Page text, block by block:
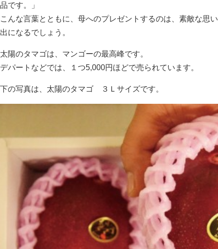
品です。」
こんな言葉とともに、母へのプレゼントするのは、素敵な思い
出になるでしょう。
太陽のタマゴは、マンゴーの最高峰です。
デパートなどでは、１つ5,000円ほどで売られています。
下の写真は、太陽のタマゴ ３Ｌサイズです。